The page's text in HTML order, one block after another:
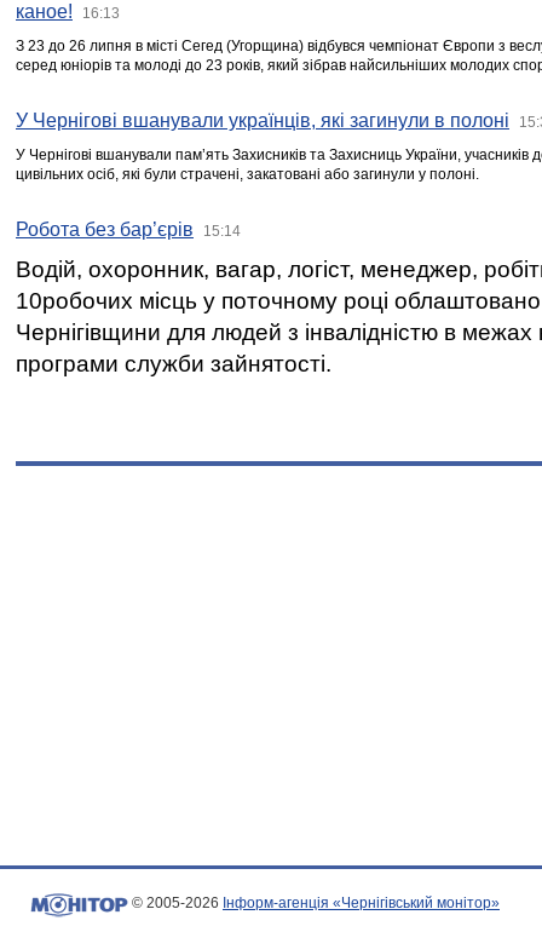
каное!
16:13
З 23 до 26 липня в місті Сегед (Угорщина) відбувся чемпіонат Європи з
серед юніорів та молоді до 23 років, який зібрав найсильніших молодих
У Чернігові вшанували українців, які загинули в полоні
У Чернігові вшанували пам’ять Захисників та Захисниць України,
цивільних осіб, які були страчені, закатовані або загинули у полоні.
Робота без бар’єрів 15:14
Водій, охоронник, вагар, логіст, менеджер,
10робочих місць у поточному році
Чернігівщини для людей з інвалідністю в межах
програми служби зайнятості.
© 2005-2026 Інформ-агенція «Чернігівський монітор»